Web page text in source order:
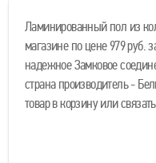
Ламинированный пол из
магазине по цене 979 руб.
надежное Замковое
страна производитель -
товар в корзину или